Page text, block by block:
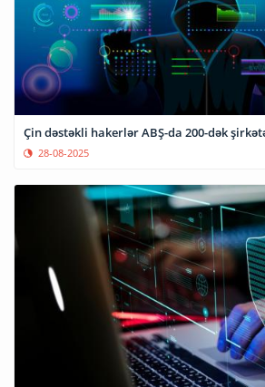
Çin dəstəkli hakerlər ABŞ-da 200-dək
28-08-2025